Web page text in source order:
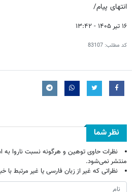
انتهای پیام/
۱۶ تیر ۱۴۰۵ - ۱۳:۴۲
کد مطلب: 83107
نظر شما
نظرات حاوی توهین و هرگونه نسبت ناروا
منتشر نمی‌شود.
نظراتی که غیر از زبان فارسی یا غیر مرتبط